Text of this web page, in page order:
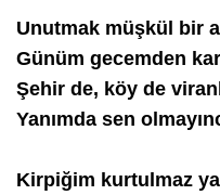
Unutmak müşkül bir
Günüm gecemden
Şehir de, köy de
Yanımda sen
Kirpiğim kurtulmaz